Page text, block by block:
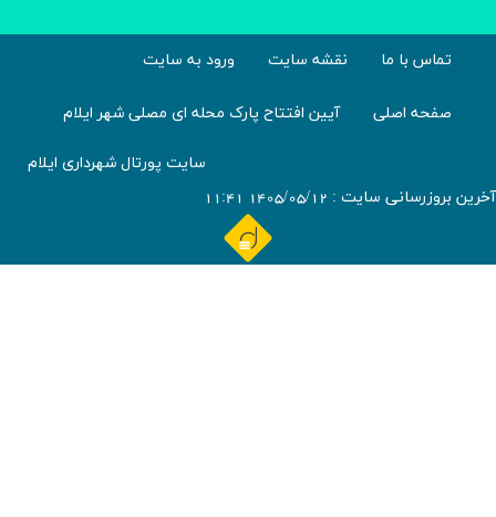
نقشه سایت ورود به سایت
آیین افتتاح پارک محله ای مصلی شهر ایلام
سایت پورتال شهرداری ایلام
: 1405/05/12 11:41